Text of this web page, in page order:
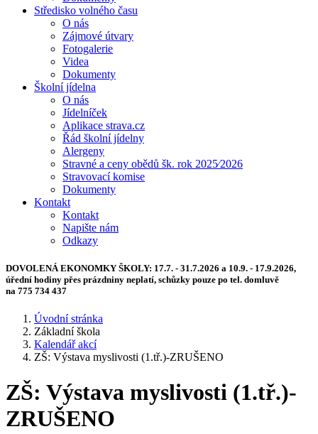
Středisko volného času
O nás
Zájmové útvary
Fotogalerie
Videa
Dokumenty
Školní jídelna
O nás
Jídelníček
Aplikace strava.cz
Řád školní jídelny
Alergeny
Stravné a ceny obědů šk. rok 2025⁄2026
Stravovací komise
Dokumenty
Kontakt
Kontakt
Napište nám
Odkazy
DOVOLENÁ EKONOMKY ŠKOLY: 17.7. - 31.7.2026 a 10.9. - 17.9.2026,
úřední hodiny přes prázdniny neplatí, schůzky pouze po tel. domluvě
na 775 734 437
Úvodní stránka
Základní škola
Kalendář akcí
ZŠ: Výstava myslivosti (1.tř.)-ZRUŠENO
ZŠ: Výstava myslivosti (1.tř.)-
ZRUŠENO